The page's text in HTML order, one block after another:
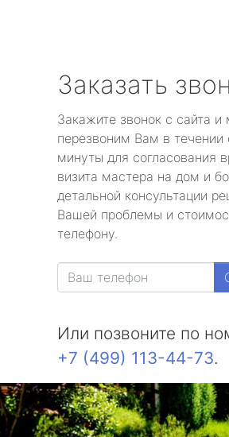
Заказать
Закажите звонок с сайта и
перезвоним Вам в течении
минуты для согласования
визита мастера на дом и
детальной консультации
Вашей проблемы и
телефону.
Или позвоните по
+7 (499) 113-44-73.